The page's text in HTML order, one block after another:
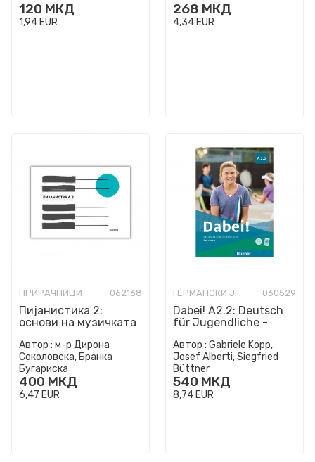
АЗБУКА
120 МКД
1,94 EUR
букви
268 МКД
4,34 EUR
ПРИРАЧНИЦИ 062168
Пијанистика 2:
основи на музичката
Автор : м-р Дирона
Соколовска, Бранка
Бугариска
400 МКД
6,47 EUR
ГЕРМАНСКИ ЈАЗИК 060529
Dabei! A2.2: Deutsch
für Jugendliche -
Автор : Gabriele Kopp,
Josef Alberti, Siegfried
Büttner
540 МКД
8,74 EUR